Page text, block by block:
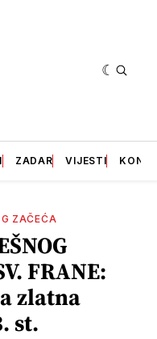
ZADAR VIJESTI
ZAČEĆA
FRANE:
zlatna
st.